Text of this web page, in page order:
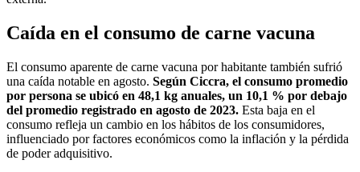
Caída en el consumo de carne vacuna
El consumo aparente de carne vacuna por habitante también sufrió
una caída notable en agosto. Según Ciccra, el consumo promedio
por persona se ubicó en 48,1 kg anuales, un 10,1 % por debajo
del promedio registrado en agosto de 2023. Esta baja en el
consumo refleja un cambio en los hábitos de los consumidores,
influenciado por factores económicos como la inflación y la pérdida
de poder adquisitivo.